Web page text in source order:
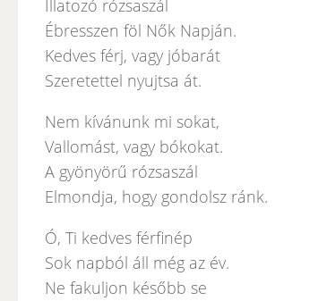
Illatozó rózsaszál
Ébresszen föl Nők Napján.
Kedves férj, vagy jóbarát
Szeretettel nyujtsa át.
Nem kívánunk mi sokat,
Vallomást, vagy bókokat.
A gyönyörű rózsaszál
Elmondja, hogy gondolsz ránk.
Ó, Ti kedves férfinép
Sok napból áll még az év.
Ne fakuljon később se